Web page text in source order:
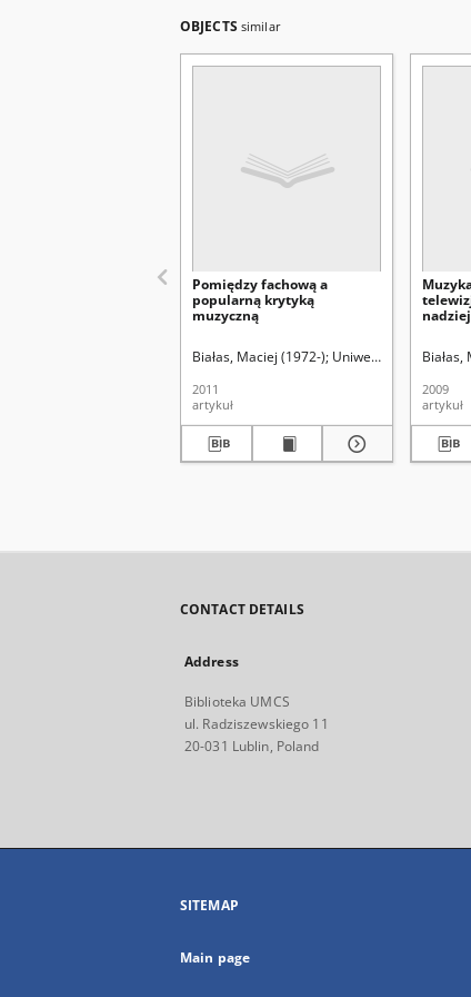
OBJECTS similar
Pomiędzy fachową a
popularną krytyką
muzyczną
Białas, Maciej (1972-) Uniwersytet Marii
2011
artykuł
Białas,
2009
artykuł
CONTACT DETAILS
Address
Biblioteka UMCS
ul. Radziszewskiego 11
20-031 Lublin, Poland
SITEMAP
Main page